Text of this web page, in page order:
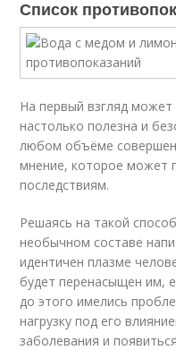
Список
На первый взгляд
настолько полезна и
любом объёме
мнение, которое может
последствиям.
Решаясь на такой
необычном составе
идентичен плазме
будет перенасыщен им,
до этого имелись
нагрузку под его
заболевания и